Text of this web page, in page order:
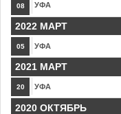
08 УФА
2022 МАРТ
05 УФА
2021 МАРТ
20 УФА
2020 ОКТЯБРЬ